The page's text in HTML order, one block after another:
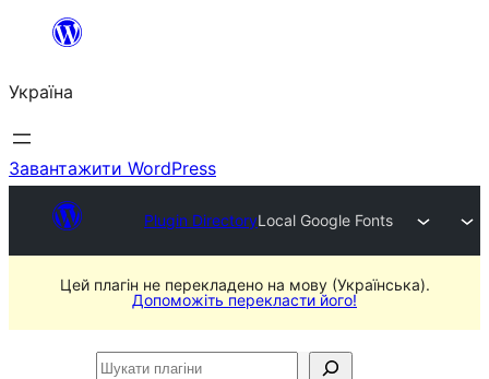
Перейти
вмісту
Україна
Завантажити WordPress
Plugin DirectoryLocal Google Fonts
Цей плагін не перекладено на мову (Українська).
Допоможіть перекласти його!
Шукати